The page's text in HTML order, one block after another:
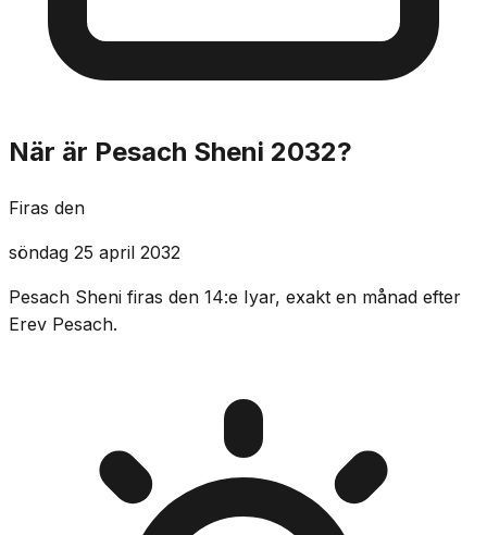
När är Pesach Sheni 2032?
Firas den
söndag 25 april 2032
Pesach Sheni firas den 14:e Iyar, exakt en månad efter
Erev Pesach.